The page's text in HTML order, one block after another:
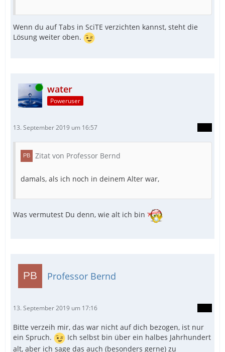
Wenn du auf Tabs in SciTE verzichten kannst, steht die
Lösung weiter oben.
Online water
Poweruser
13. September 2019 um 16:57
Zitat von Professor Bernd
damals, als ich noch in deinem Alter war,
Was vermutest Du denn, wie alt ich bin
Professor Bernd
13. September 2019 um 17:16
Bitte verzeih mir, das war nicht auf dich bezogen, ist nur
ein Spruch.
Ich selbst bin über ein halbes Jahrhundert
alt, aber ich sage das auch (besonders gerne) zu